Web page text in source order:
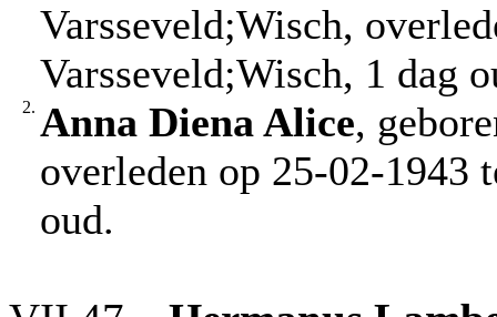
Varsseveld;Wisch,
Varsseveld;Wisch, 1 dag
2. Anna Diena Alice,
overleden op 25-02-1943
oud.